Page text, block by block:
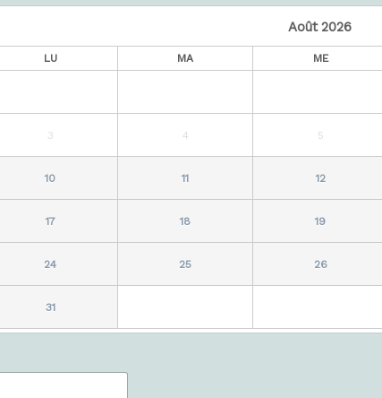
Août 2026
LU MA ME
3 4 5
10 11 12
17 18 19
24 25 26
31